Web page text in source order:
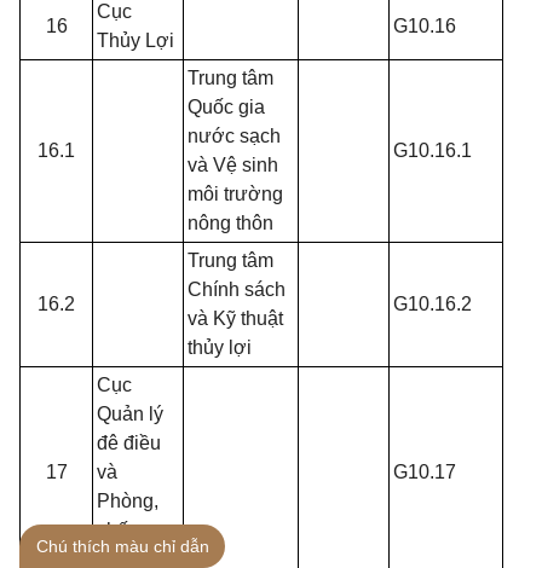
16
Cục
Thủy Lợi
G10.16
16.1
Trung tâm
Quốc gia
nước sạch
và Vệ sinh
môi trường
nông thôn
G10.16.1
16.2
Trung tâm
Chính sách
và Kỹ thuật
thủy lợi
G10.16.2
17
Cục
Quản lý
đê điều
và
Phòng,
chống
thiên tai
G10.17
Chú thích màu chỉ dẫn